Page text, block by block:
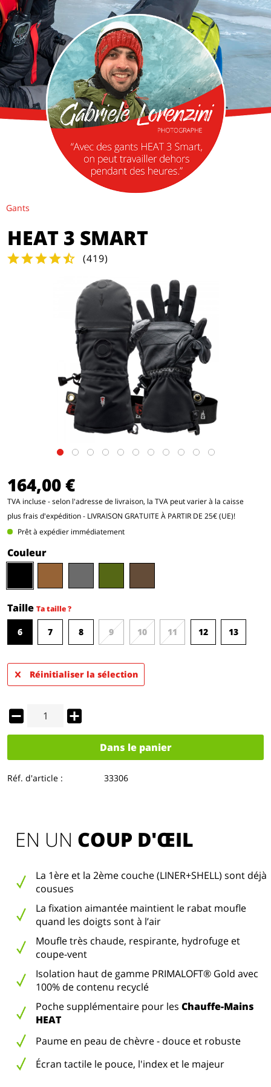
Gants
HEAT 3 SMART
(419)
164,00 €
TVA incluse - selon l'adresse de livraison, la TVA peut varier à la caisse
plus frais d'expédition- LIVRAISON GRATUITE À PARTIR DE 25€ (UE)!
Prêt à expédier immédiatement
Couleur
Taille Ta taille ?
6 7 8 9 10 11 12 13
Réinitialiser la sélection
Dans le panier
Réf. d'article : 33306
EN UN COUP D'ŒIL
La 1ère et la 2ème couche (LINER+SHELL) sont déjà
cousues
La fixation aimantée maintient le rabat moufle
quand les doigts sont à l’air
Moufle très chaude, respirante, hydrofuge et
coupe-vent
Isolation haut de gamme PRIMALOFT® Gold avec
100% de contenu recyclé
Poche supplémentaire pour les Chauffe-Mains
HEAT
Paume en peau de chèvre - douce et robuste
Écran tactile le pouce, l'index et le majeur